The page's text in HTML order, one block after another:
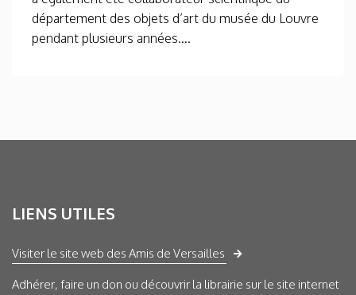
département des objets d’art du musée du Louvre
pendant plusieurs années....
LIENS UTILES
Visiter le site web des Amis de Versailles
Adhérer, faire un don ou découvrir la librairie sur le site internet